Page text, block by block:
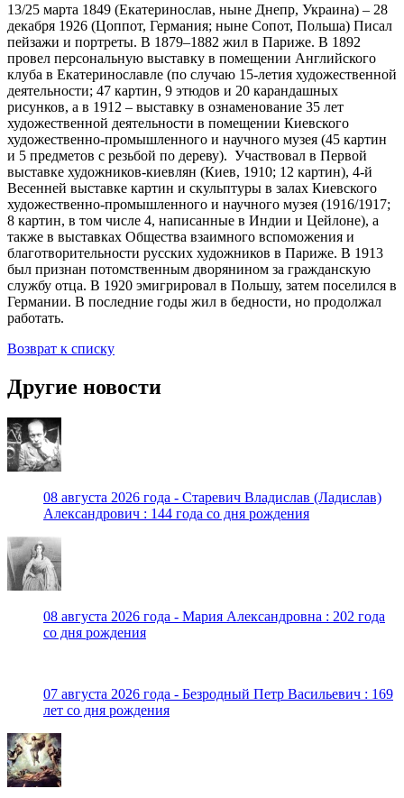
13/25 марта 1849 (Екатеринослав, ныне Днепр, Украина) – 28
декабря 1926 (Цоппот, Германия; ныне Сопот, Польша) Писал
пейзажи и портреты. В 1879–1882 жил в Париже. В 1892
провел персональную выставку в помещении Английского
клуба в Екатеринославле (по случаю 15-летия художественной
деятельности; 47 картин, 9 этюдов и 20 карандашных
рисунков, а в 1912 – выставку в ознаменование 35 лет
художественной деятельности в помещении Киевского
художественно-промышленного и научного музея (45 картин
и 5 предметов с резьбой по дереву). Участвовал в Первой
выставке художников-киевлян (Киев, 1910; 12 картин), 4-й
Весенней выставке картин и скульптуры в залах Киевского
художественно-промышленного и научного музея (1916/1917;
8 картин, в том числе 4, написанные в Индии и Цейлоне), а
также в выставках Общества взаимного вспоможения и
благотворительности русских художников в Париже. В 1913
был признан потомственным дворянином за гражданскую
службу отца. В 1920 эмигрировал в Польшу, затем поселился в
Германии. В последние годы жил в бедности, но продолжал
работать.
Возврат к списку
Другие новости
08 августа 2026 года - Старевич Владислав (Ладислав)
Александрович : 144 года со дня рождения
08 августа 2026 года - Мария Александровна : 202 года
со дня рождения
07 августа 2026 года - Безродный Петр Васильевич : 169
лет со дня рождения